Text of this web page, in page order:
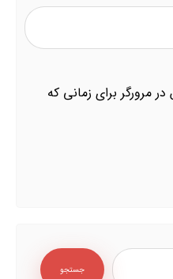
مرورگر برای زمانی که
جستجو